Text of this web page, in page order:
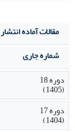
مقالات آماده انتشار
شماره جاری
دوره 18
(1405)
دوره 17
(1404)